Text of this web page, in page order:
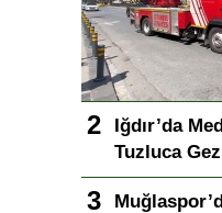
Iğdır’da
Tuzluca